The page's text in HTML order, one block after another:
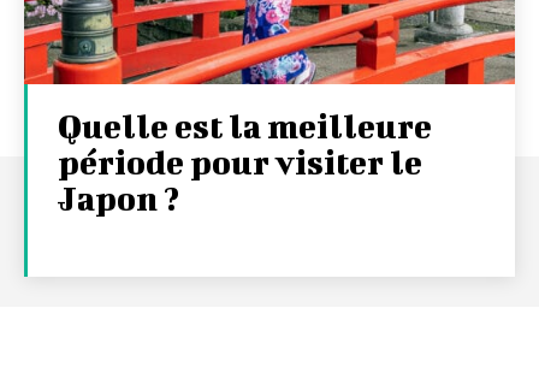
Quelle est la meilleure
période pour visiter le
Japon ?